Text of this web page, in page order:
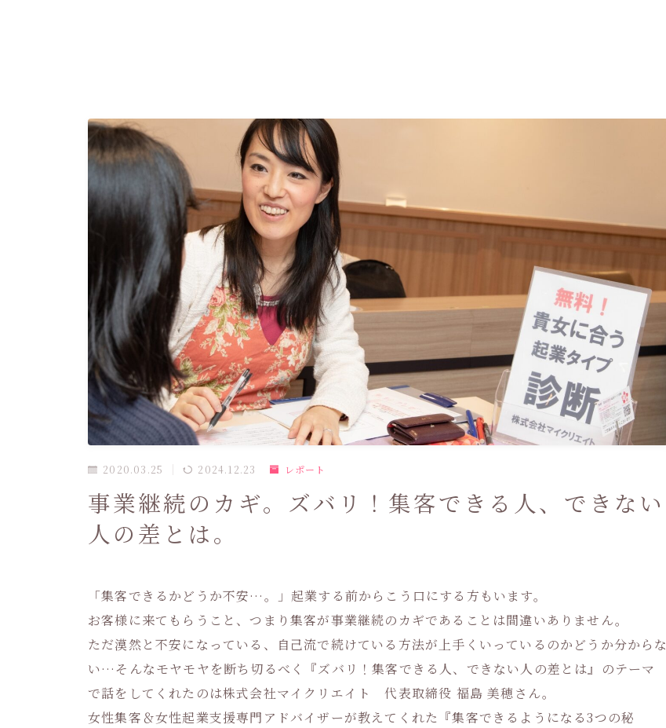
2020.03.25 2024.12.23 レポート
事業継続のカギ。ズバリ！集客できる人、できない
人の差とは。
「集客できるかどうか不安…。」起業する前からこう口にする方もいます。
お客様に来てもらうこと、つまり集客が事業継続のカギであることは間違いありません。
ただ漠然と不安になっている、自己流で続けている方法が上手くいっているのかどうか分からな
い…そんなモヤモヤを断ち切るべく『ズバリ！集客できる人、できない人の差とは』のテーマ
で話をしてくれたのは株式会社マイクリエイト 代表取締役 福島 美穂さん。
女性集客＆女性起業支援専門アドバイザーが教えてくれた『集客できるようになる3つの秘